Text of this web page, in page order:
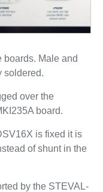
Male and
soldered.
over the
board.
is fixed it is
of shunt in the
by the STEVAL-